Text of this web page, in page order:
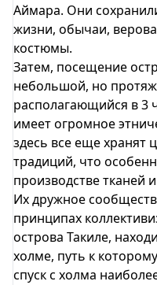
Аймара. Они
жизни, обычаи,
костюмы.
Затем, посещение
небольшой, но
располагающийся в 3
имеет огромное
здесь все еще хранят
традиций, что
производстве тканей
Их дружное
принципах
острова Такиле,
холме, путь к
спуск с холма